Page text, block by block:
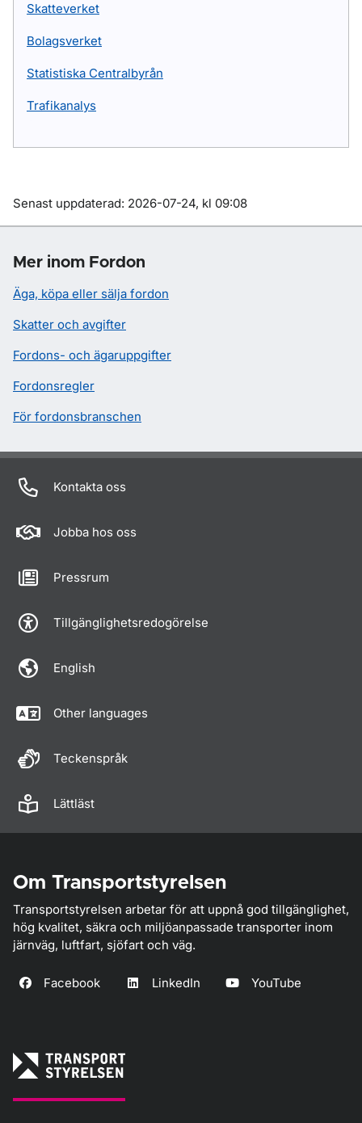
Skatteverket
Bolagsverket
Statistiska Centralbyrån
Trafikanalys
Om sidan
Senast uppdaterad: 2026-07-24, kl 09:08
Mer inom Fordon
Äga, köpa eller sälja fordon
Skatter och avgifter
Fordons- och ägaruppgifter
Fordonsregler
För fordonsbranschen
Kontakta oss
Jobba hos oss
Pressrum
Tillgänglighetsredogörelse
English
Other languages
Teckenspråk
Lättläst
Om Transportstyrelsen
Transportstyrelsen arbetar för att uppnå god tillgänglighet,
hög kvalitet, säkra och miljöanpassade transporter inom
järnväg, luftfart, sjöfart och väg.
Facebook LinkedIn YouTube